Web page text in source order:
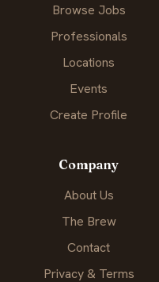
Browse Jobs
Professionals
Locations
Events
Create Profile
Company
About Us
The Brew
Contact
Privacy & Terms